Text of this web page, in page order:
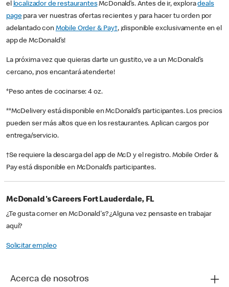
el localizador de restaurantesMcDonald’s. Antes de ir, exploradeals
pagepara ver nuestras ofertas recientes y para hacer tu orden por
adelantado con Mobile Order & Pay†, ¡disponible exclusivamente en el
app de McDonald’s!
La próxima vez que quieras darte un gustito, ve a un McDonald’s
cercano, ¡nos encantará atenderte!
*Peso antes de cocinarse: 4 oz.
**McDelivery está disponible en McDonald’s participantes. Los precios
pueden ser más altos que en los restaurantes. Aplican cargos por
entrega/servicio.
†Se requiere la descarga del app de McD y el registro. Mobile Order &
Pay está disponible en McDonald’s participantes.
McDonald's Careers Fort Lauderdale, FL
¿Te gusta comer en McDonald's? ¿Alguna vez pensaste en trabajar
aquí?
Solicitar empleo
Acerca de nosotros